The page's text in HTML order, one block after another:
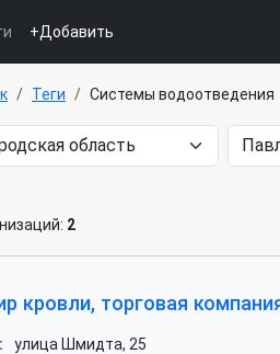
+Добавить
Теги Системы водоотведения
2
кровли, торговая
улица Шмидта, 25